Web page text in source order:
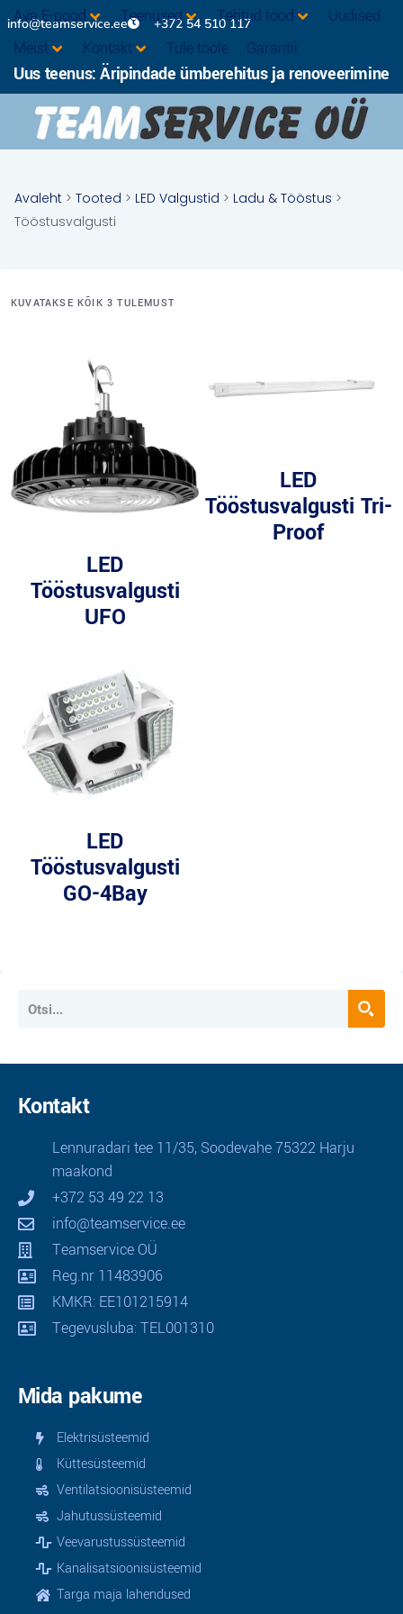
info@teamservice.ee +372 54 510 117
Ava E-pood Teenused Tehtud tööd
Uudised
Meist
Kontakt Tule tööle Garantii
Uus teenus: Äripindade ümberehitus ja renoveerimine
Avaleht > Tooted > LED Valgustid > Ladu & Tööstus >
Tööstusvalgusti
KUVATAKSE KÕIK 3 TULEMUST
LED
Tööstusvalgusti
UFO
LED
Tööstusvalgusti Tri-
Proof
LED
Tööstusvalgusti
GO-4Bay
Kontakt
Lennuradari tee 11/35, Soodevahe 75322 Harju
maakond
+372 53 49 22 13
info@teamservice.ee
Teamservice OÜ
Reg.nr 11483906
KMKR: EE101215914
Tegevusluba: TEL001310
Mida pakume
Elektrisüsteemid
Küttesüsteemid
Ventilatsioonisüsteemid
Jahutussüsteemid
Veevarustussüsteemid
Kanalisatsioonisüsteemid
Targa maja lahendused